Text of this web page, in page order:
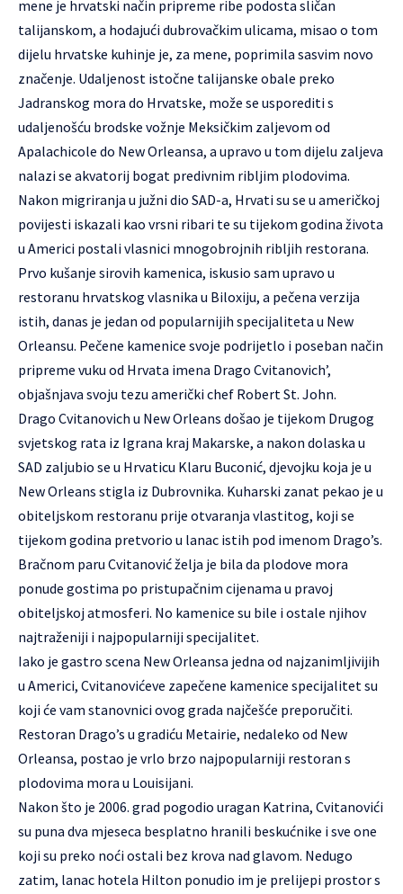
mene je hrvatski način pripreme ribe podosta sličan
talijanskom, a hodajući dubrovačkim ulicama, misao o tom
dijelu hrvatske kuhinje je, za mene, poprimila sasvim novo
značenje. Udaljenost istočne talijanske obale preko
Jadranskog mora do Hrvatske, može se usporediti s
udaljenošću brodske vožnje Meksičkim zaljevom od
Apalachicole do New Orleansa, a upravo u tom dijelu zaljeva
nalazi se akvatorij bogat predivnim ribljim plodovima.
Nakon migriranja u južni dio SAD-a, Hrvati su se u američkoj
povijesti iskazali kao vrsni ribari te su tijekom godina života
u Americi postali vlasnici mnogobrojnih ribljih restorana.
Prvo kušanje sirovih kamenica, iskusio sam upravo u
restoranu hrvatskog vlasnika u Biloxiju, a pečena verzija
istih, danas je jedan od popularnijih specijaliteta u New
Orleansu. Pečene kamenice svoje podrijetlo i poseban način
pripreme vuku od Hrvata imena Drago Cvitanovich’,
objašnjava svoju tezu američki chef Robert St. John.
Drago Cvitanovich u New Orleans došao je tijekom Drugog
svjetskog rata iz Igrana kraj Makarske, a nakon dolaska u
SAD zaljubio se u Hrvaticu Klaru Buconić, djevojku koja je u
New Orleans stigla iz Dubrovnika. Kuharski zanat pekao je u
obiteljskom restoranu prije otvaranja vlastitog, koji se
tijekom godina pretvorio u lanac istih pod imenom Drago’s.
Bračnom paru Cvitanović želja je bila da plodove mora
ponude gostima po pristupačnim cijenama u pravoj
obiteljskoj atmosferi. No kamenice su bile i ostale njihov
najtraženiji i najpopularniji specijalitet.
Iako je gastro scena New Orleansa jedna od najzanimljivijih
u Americi, Cvitanovićeve zapečene kamenice specijalitet su
koji će vam stanovnici ovog grada najčešće preporučiti.
Restoran Drago’s u gradiću Metairie, nedaleko od New
Orleansa, postao je vrlo brzo najpopularniji restoran s
plodovima mora u Louisijani.
Nakon što je 2006. grad pogodio uragan Katrina, Cvitanovići
su puna dva mjeseca besplatno hranili beskućnike i sve one
koji su preko noći ostali bez krova nad glavom. Nedugo
zatim, lanac hotela Hilton ponudio im je prelijepi prostor s